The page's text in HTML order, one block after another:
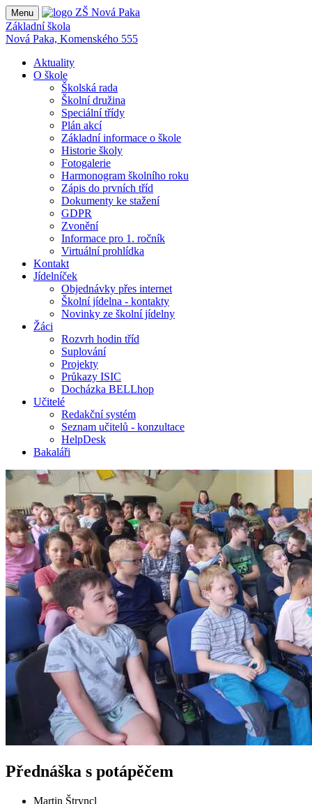
Menu
Základní škola
Nová Paka, Komenského 555
Aktuality
O škole
Školská rada
Školní družina
Speciální třídy
Plán akcí
Základní informace o škole
Historie školy
Fotogalerie
Harmonogram školního roku
Zápis do prvních tříd
Dokumenty ke stažení
GDPR
Zvonění
Informace pro 1. ročník
Virtuální prohlídka
Kontakt
Jídelníček
Objednávky přes internet
Školní jídelna - kontakty
Novinky ze školní jídelny
Žáci
Rozvrh hodin tříd
Suplování
Projekty
Průkazy ISIC
Docházka BELLhop
Učitelé
Redakční systém
Seznam učitelů - konzultace
HelpDesk
Bakaláři
Přednáška s potápěčem
Martin Štryncl